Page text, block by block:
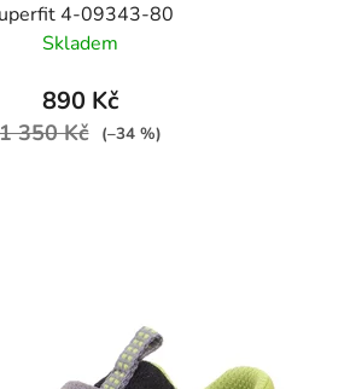
4-09343-80
Skladem
890 Kč
350 Kč (–34 %)